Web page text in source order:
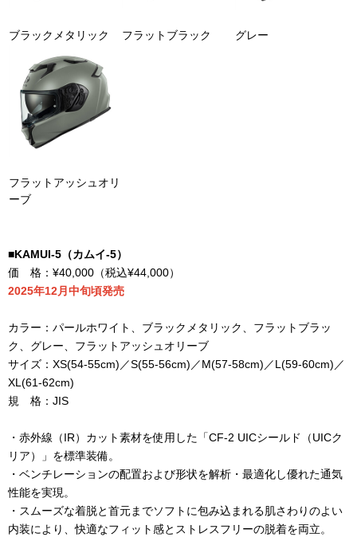
ブラックメタリック フラットブラック グレー
フラットアッシュオリ
ーブ
■KAMUI-5 （カムイ-5）
価 格： ¥40,000 （税込¥44,000）
2025年12月中旬頃発売
カラー：パールホワイト、ブラックメタリック、フラットブラッ
ク、グレー、フラットアッシュオリーブ
サイズ： XS(54-55cm) ／S(55-56cm) ／M(57-58cm) ／L(59-60cm) ／
XL(61-62cm)
規 格： JIS
・赤外線（IR）カット素材を使用した「CF-2 UICシールド（UICク
リア）」を標準装備。
・ベンチレーションの配置および形状を解析・最適化し優れた通気
性能を実現。
・スムーズな着脱と首元までソフトに包み込まれる肌さわりのよい
内装により、快適なフィット感とストレスフリーの脱着を両立。